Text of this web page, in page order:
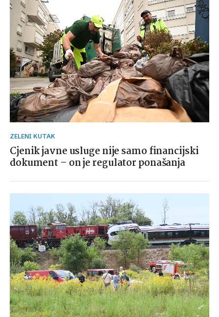
ZELENI KUTAK
Cjenik javne usluge nije samo financijski
dokument – on je regulator ponašanja